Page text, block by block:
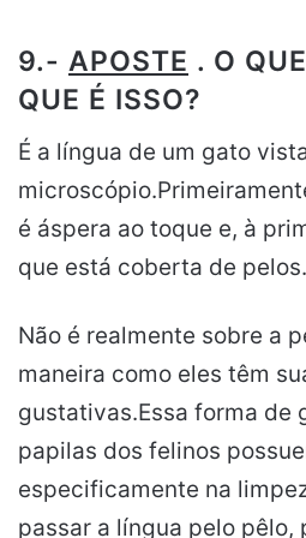
9.- APOSTE . O
QUE É ISSO?
É a língua de um gato
é áspera ao toque e, à
que está coberta de pelos.
Não é realmente sobre a
maneira como eles têm
gustativas.Essa forma de
papilas dos felinos
especificamente na
passar a língua pelo pêlo,